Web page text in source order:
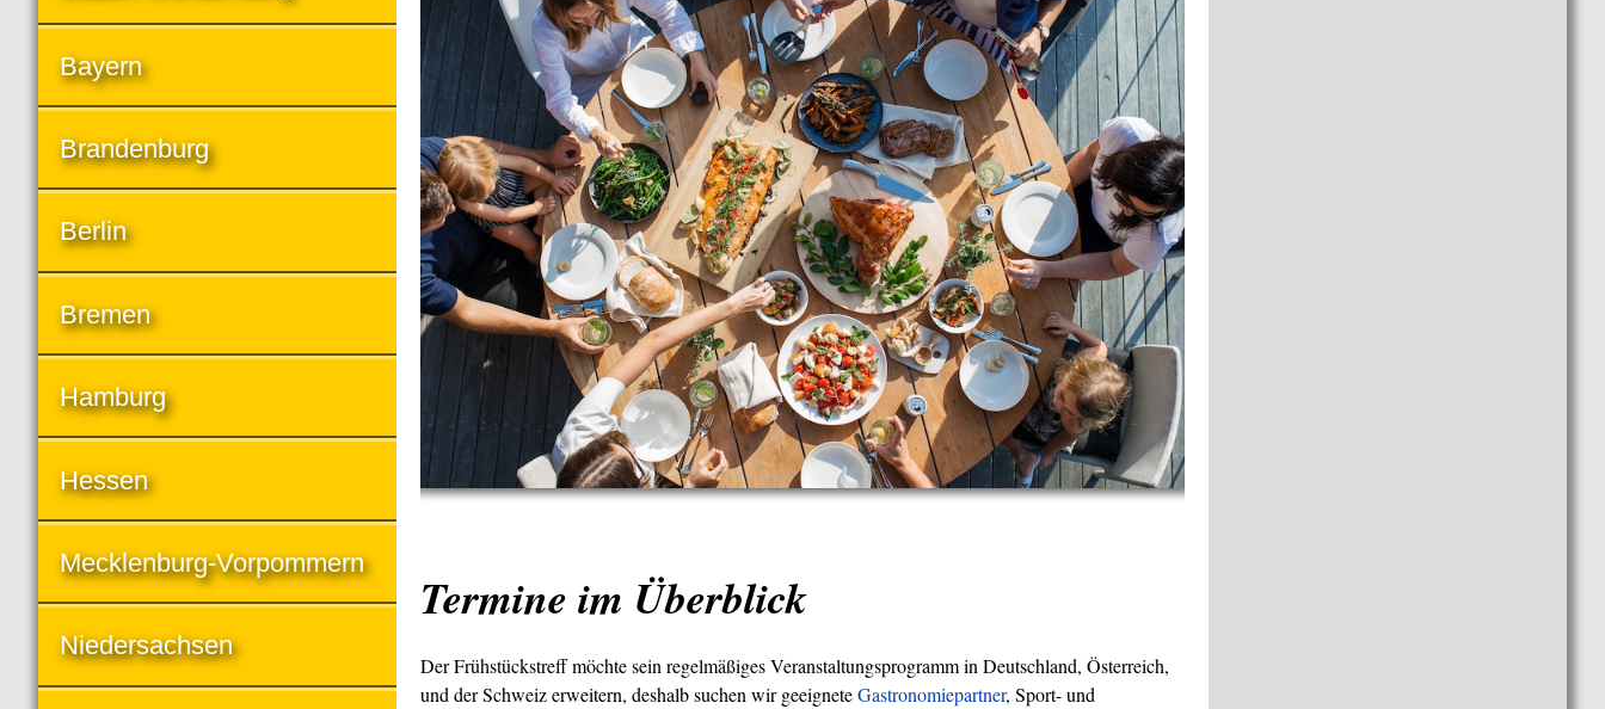
Termine im Überblick
Der Frühstückstreff möchte sein regelmäßiges Veranstaltungsprogramm in Deutschland, Österreich,
und der Schweiz erweitern, deshalb suchen wir geeigneteGastronomiepartner, Sport- und
Bayern
Brandenburg
Berlin
Bremen
Hamburg
Hessen
Mecklenburg-Vorpommern
Niedersachsen